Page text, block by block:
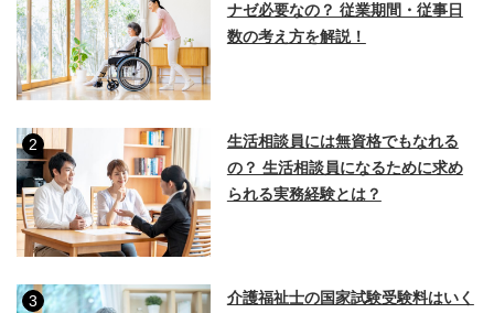
ナゼ必要なの？ 従業期間・従事日
数の考え方を解説！
2
生活相談員には無資格でもなれる
の？ 生活相談員になるために求め
られる実務経験とは？
3
介護福祉士の国家試験受験料はいく